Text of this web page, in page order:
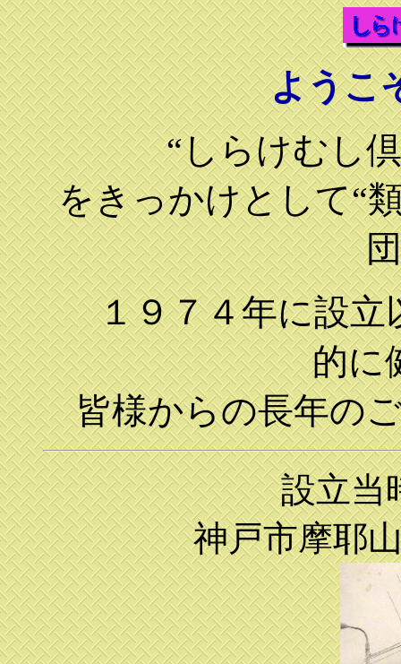
ようこ
“しらけむし倶
をきっかけとして“
１９７４年に設立
的に
皆様からの長年の
設立当
神戸市摩耶